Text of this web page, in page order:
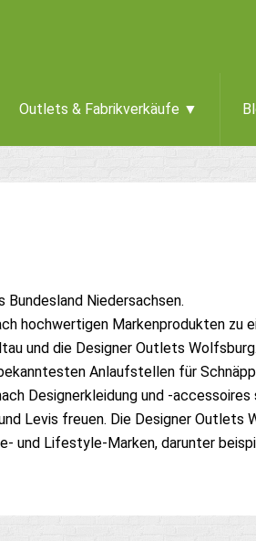
Outlets & Fabrikverkäufe ▼
Niedersachsen.
hochwertigen Markenprodukten zu
und die Designer Outlets
Anlaufstellen für
Designerkleidung und -accessoires
Levis freuen. Die Designer Outlets
und Lifestyle-Marken, darunter